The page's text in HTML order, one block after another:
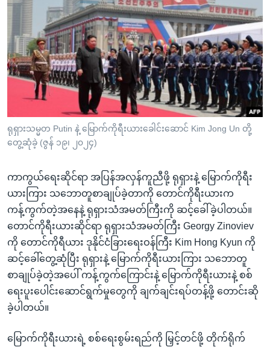
အ
ညွန်း
စာမျက်နှာ
ကြည့်
ရန်
ရန်
နေရာ
သို့
ကျော်
ရန်
မကြေးမုံရဲ့ အင်္ဂလိပ်စာ
ရုပ်ရှင်ထဲက အင်္ဂလိပ်စာ
သုတပဒေသာ အင်္ဂလိပ်စာ
ရေဒီယို
တီဗွီ
ရေဒီယိုနှင့်ရုပ်သံ အချက်အလက်များ
ရေဒီယို/တီဗွီအစီအစဉ်
Learning English
ဗွီအိုအေ လူမှုကွန်ယက်များ
ရုရှားသမ္မတ Putin နဲ့ မြောက်ကိုရီးယားခေါင်းဆောင် Kim Jong Un တို့
တွေ့ဆုံခဲ့ (ဇွန် ၁၉၊ ၂၀၂၄)
ကာကွယ်ရေးဆိုင်ရာ အပြန်အလှန်ကူညီဖို့ ရုရှားနဲ့ မြောက်ကိုရီး
ယားကြား သဘောတူစာချုပ်ခဲ့တာကို တောင်ကိုရီးယားက
ကန့်ကွက်တဲ့အနေနဲ့ ရုရှားသံအမတ်ကြီးကို ဆင့်ခေါ်ခဲ့ပါတယ်။
တောင်ကိုရီးယားဆိုင်ရာ ရုရှားသံအမတ်ကြီး Georgy Zinoviev
ကို တောင်ကိုရီယား ဒုနိုင်ငံခြားရေးဝန်ကြီး Kim Hong Kyun ကို
ဆင့်ခေါ်တွေ့ဆုံပြီး ရုရှားနဲ့ မြောက်ကိုရီးယားကြား သဘောတူ
စာချုပ်ခဲ့တဲ့အပေါ် ကန့်ကွက်ကြောင်းနဲ့ မြောက်ကိုရီးယားနဲ့ စစ်
ရေးပူးပေါင်းဆောင်ရွက်မှုတွေကို ချက်ချင်းရပ်တန့်ဖို့ တောင်းဆို
ခဲ့ပါတယ်။
မြောက်ကိုရီးယားရဲ့ စစ်ရေးစွမ်းရည်ကို မြှင့်တင်ဖို့ တိုက်ရိုက်